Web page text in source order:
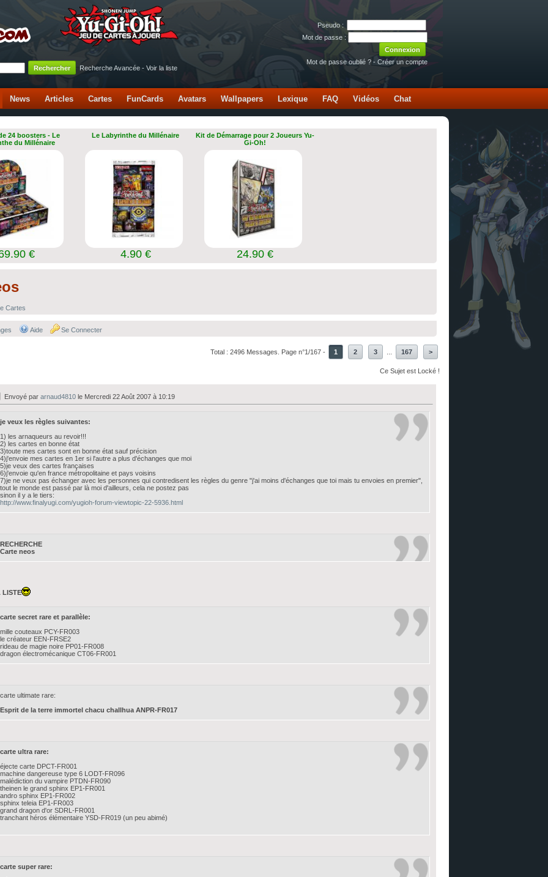
Pseudo :
Mot de passe :
Mot de passe oublié ? - Créer un compte
Recherche Avancée - Voir la liste
News Articles Cartes FunCards Avatars Wallpapers Lexique FAQ Vidéos Chat
24 boosters - Le
du Millénaire
€
Le Labyrinthe du Millénaire
4.90 €
Kit de Démarrage pour 2 Joueurs Yu-
Gi-Oh!
24.90 €
Cartes
Aide Se Connecter
Total : 2496 Messages. Page n°1/167 - 1 2 3 167 >
Ce Sujet est Locké !
Envoyé par arnaud4810 le Mercredi 22 Août 2007 à 10:19
je veux les règles suivantes:
1) les arnaqueurs au revoir!!!
2) les cartes en bonne état
3)toute mes cartes sont en bonne état sauf précision
4)j'envoie mes cartes en 1er si l'autre a plus d'échanges que moi
5)je veux des cartes françaises
6)j'envoie qu'en france métropolitaine et pays voisins
7)je ne veux pas échanger avec les personnes qui contredisent les règles du genre "j'ai moins d'échanges que toi mais tu envoies en premier",
tout le monde est passé par là moi d'ailleurs, cela ne postez pas
sinon il y a le tiers:
http://www.finalyugi.com/yugioh-forum-viewtopic-22-5936.html
RECHERCHE
Carte neos
LISTE
carte secret rare et parallèle:
mille couteaux PCY-FR003
le créateur EEN-FRSE2
rideau de magie noire PP01-FR008
dragon électromécanique CT06-FR001
carte ultimate rare:
Esprit de la terre immortel chacu challhua ANPR-FR017
carte ultra rare:
éjecte carte DPCT-FR001
machine dangereuse type 6 LODT-FR096
malédiction du vampire PTDN-FR090
theinen le grand sphinx EP1-FR001
andro sphinx EP1-FR002
sphinx teleia EP1-FR003
grand dragon d'or SDRL-FR001
tranchant héros élémentaire YSD-FR019 (un peu abimé)
carte super rare: